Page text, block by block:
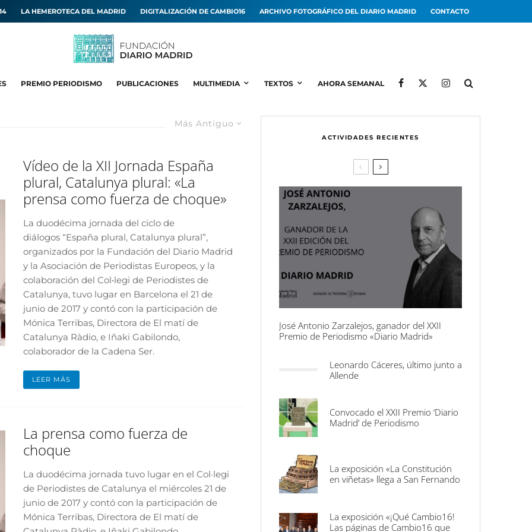
LA HEMEROTECA DEL MADRID DIGITALIZACIÓN DE CAMBIO16 ARCHIVO FOTOGRÁFICO DEL DIARIO MADRID CONTACTO
PREMIO PERIODISMO PUBLICACIONES MULTIMEDIA TEXTOS AHORA SEMANAL
Más Antiguo
Vídeo de la XII Jornada España
plural, Catalunya plural: «La
prensa como fuerza de choque»
La duodécima jornada del ciclo de
diálogos “España plural, Catalunya plural”,
organizados por la Fundación del Diario Madrid
y la Asociación de Periodistas Europeos, y la
colaboración del Col•legi de Periodistes de
Catalunya, tuvo lugar en Barcelona el 21 de
junio de 2017 y contó con la participación de
Mónica Terribas, Directora de El matí de
Catalunya Ràdio, e Iñaki Gabilondo,
colaborador de la Cadena Ser.
LEER MÁS
La prensa como fuerza de
choque
La duodécima jornada tuvo lugar en el Col·legi
de Periodistes de Catalunya el miércoles 21 de
junio de 2017 y contó con la participación de
Mónica Terribas, Directora de El matí de
ACTIVIDADES RECIENTES
José Antonio Zarzalejos, ganador del XXII
Premio de Periodismo «Diario Madrid»
Leonardo Cáceres, último junto a
Allende
Convocado el XXII Premio ‘Diario
Madrid’ de Periodismo
La exposición «La Constitución
en viñetas» llega a San Fernando
La exposición «¡Qué Cambio16!
Las páginas de Cambio16 que